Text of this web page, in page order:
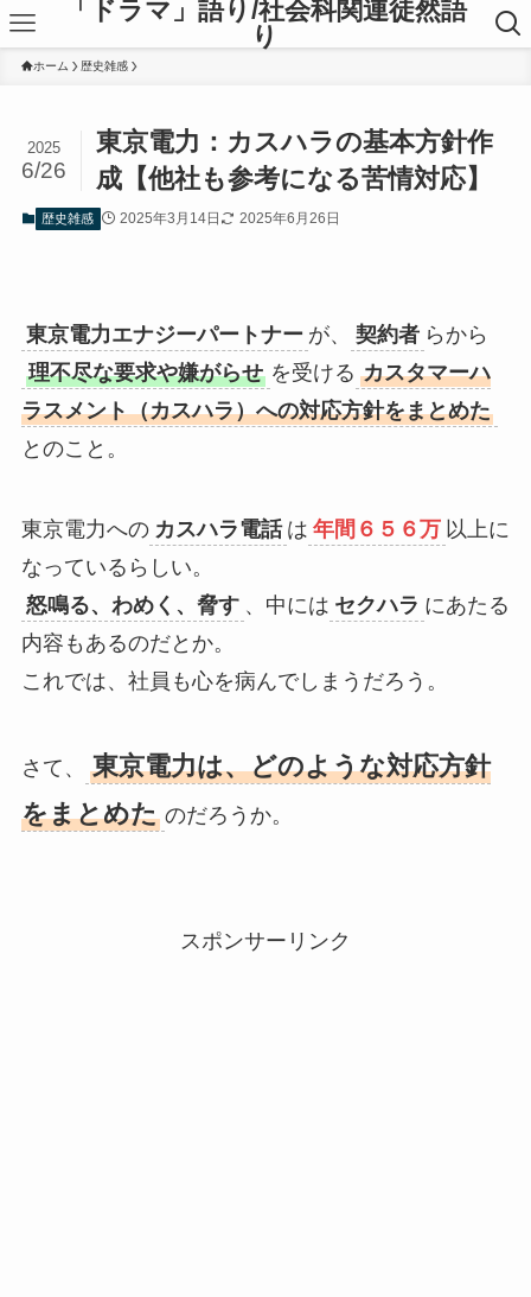
「ドラマ」語り/社会科関連徒然語
り
ホーム 歴史雑感
東京電力：カスハラの基本方針作
成【他社も参考になる苦情対応】
2025
6/26
歴史雑感 2025年3月14日 2025年6月26日
東京電力エナジーパートナー が、 契約者 らから
理不尽な要求や嫌がらせ を受ける カスタマーハ
ラスメント（カスハラ）への対応方針をまとめた
とのこと。
東京電力への カスハラ電話 は 年間６５６万 以上に
なっているらしい。
怒鳴る、わめく、脅す 、中には セクハラ にあたる
内容もあるのだとか。
これでは、社員も心を病んでしまうだろう。
さて、
東京電力は、どのような対応方針
をまとめた のだろうか。
スポンサーリンク